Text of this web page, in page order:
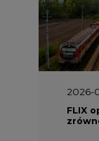
2026-
FLIX